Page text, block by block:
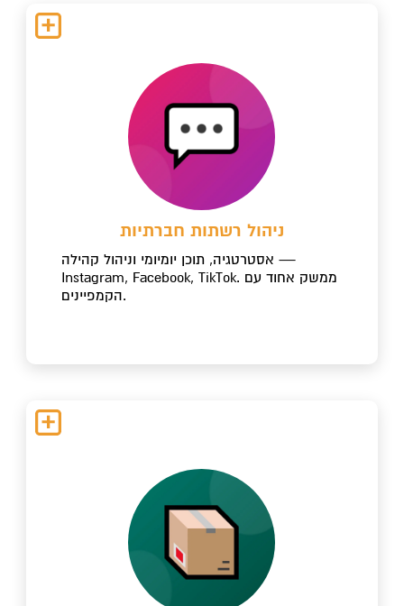
ניהול רשתות חברתיות
אסטרטגיה, תוכן יומיומי וניהול קהילה —
Instagram, Facebook, TikTok. ממשק אחוד עם
הקמפיינים.